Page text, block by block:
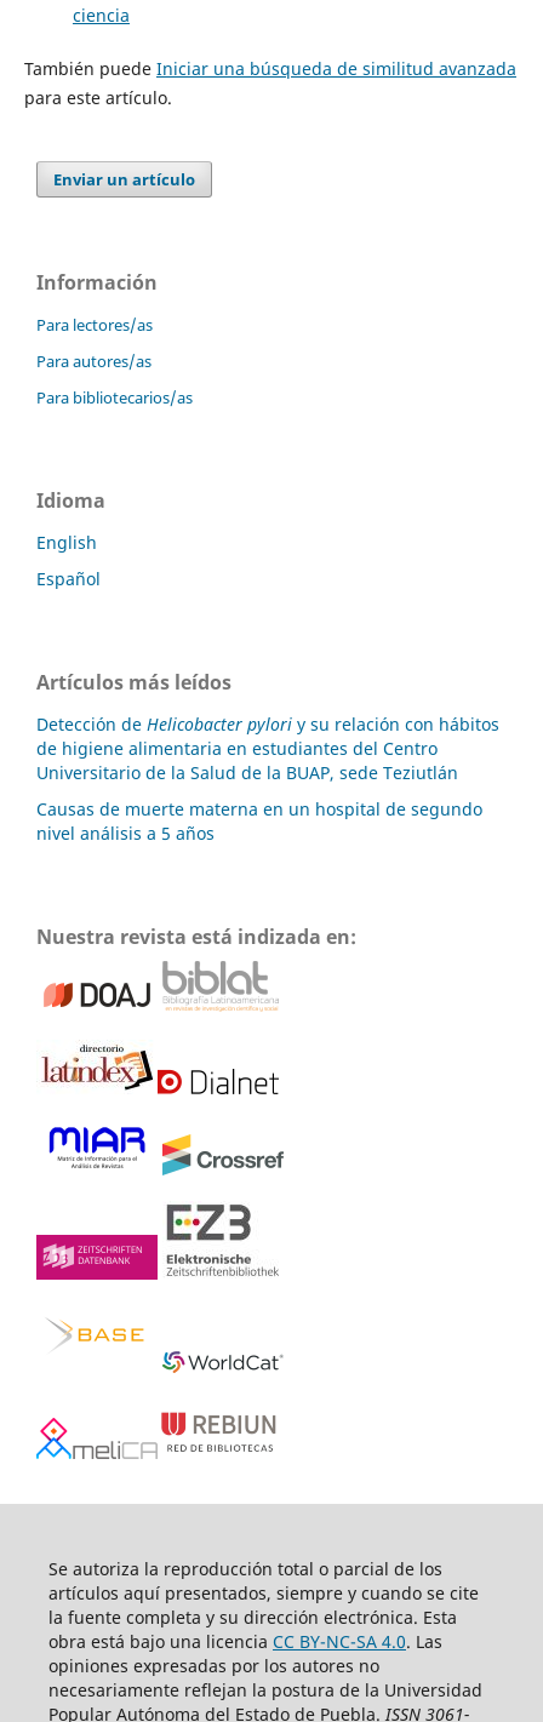
ciencia
También puede Iniciar una búsqueda de similitud avanzada
para este artículo.
Enviar un artículo
Información
Para lectores/as
Para autores/as
Para bibliotecarios/as
Idioma
English
Español
Artículos más leídos
Detección de Helicobacter pylori y su relación con hábitos
de higiene alimentaria en estudiantes del Centro
Universitario de la Salud de la BUAP, sede Teziutlán
Causas de muerte materna en un hospital de segundo
nivel análisis a 5 años
Nuestra revista está indizada en:
Se autoriza la reproducción total o parcial de los
artículos aquí­ presentados, siempre y cuando se cite
la fuente completa y su dirección electrónica. Esta
obra está bajo una licencia CC BY-NC-SA 4.0. Las
opiniones expresadas por los autores no
necesariamente reflejan la postura de la Universidad
Popular Autónoma del Estado de Puebla.ISSN 3061-